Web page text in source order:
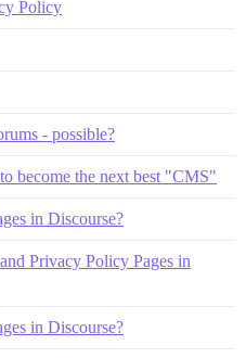
Policy
- possible?
become the next best "CMS"
in Discourse?
Privacy Policy Pages in
in Discourse?